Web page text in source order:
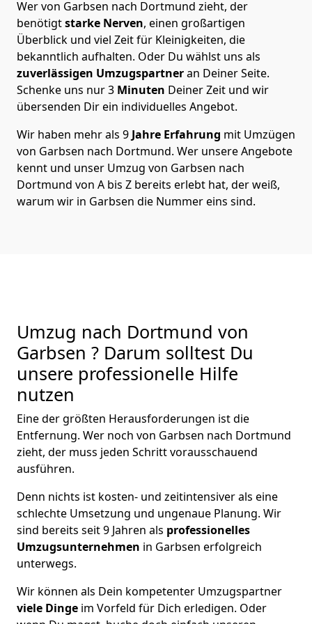
Wer von Garbsen nach Dortmund zieht, der
benötigtstarke Nerven, einen großartigen
Überblick und viel Zeit für Kleinigkeiten, die
bekanntlich aufhalten. Oder Du wählst uns als
zuverlässigen Umzugspartneran Deiner Seite.
Schenke uns nur3 Minuten Deiner Zeit und wir
übersenden Dir ein individuelles Angebot.
Wir haben mehr als 9 Jahre Erfahrung mit Umzügen
von Garbsen nach Dortmund. Wer unsere Angebote
kennt und unser Umzug von Garbsen nach
Dortmund von A bis Z bereits erlebt hat, der weiß,
warum wir in Garbsen die Nummer eins sind.
Umzug nach Dortmund von
Garbsen ? Darum solltest Du
unsere professionelle Hilfe
nutzen
Eine der größten Herausforderungen ist die
Entfernung. Wer noch von Garbsen nach Dortmund
zieht, der muss jeden Schritt vorausschauend
ausführen.
Denn nichts ist kosten- und zeitintensiver als eine
schlechte Umsetzung und ungenaue Planung. Wir
sind bereits seit 9 Jahren als professionelles
Umzugsunternehmen in Garbsen erfolgreich
unterwegs.
Wir können als Dein kompetenter Umzugspartner
viele Dinge im Vorfeld für Dich erledigen. Oder